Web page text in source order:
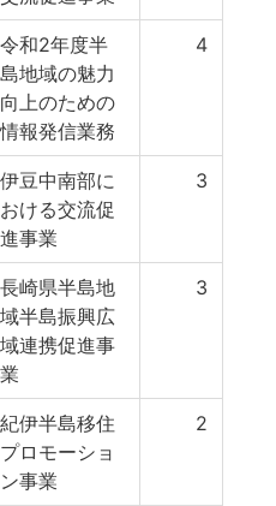
令和2年度半
島地域の魅力
向上のための
情報発信業務
4
伊豆中南部に
おける交流促
進事業
3
長崎県半島地
域半島振興広
域連携促進事
業
3
紀伊半島移住
プロモーショ
ン事業
2